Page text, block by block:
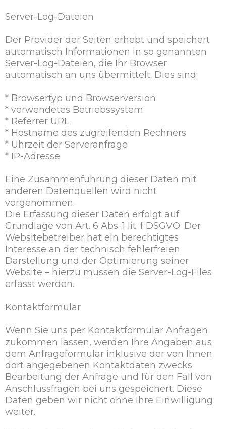
Server-Log-Dateien
Der Provider der Seiten erhebt und speichert
automatisch Informationen in so genannten
Server-Log-Dateien, die Ihr Browser
automatisch an uns übermittelt. Dies sind:
* Browsertyp und Browserversion
* verwendetes Betriebssystem
* Referrer URL
* Hostname des zugreifenden Rechners
* Uhrzeit der Serveranfrage
* IP-Adresse
Eine Zusammenführung dieser Daten mit
anderen Datenquellen wird nicht
vorgenommen.
Die Erfassung dieser Daten erfolgt auf
Grundlage von Art. 6 Abs. 1 lit. f DSGVO. Der
Websitebetreiber hat ein berechtigtes
Interesse an der technisch fehlerfreien
Darstellung und der Optimierung seiner
Website – hierzu müssen die Server-Log-Files
erfasst werden.
Kontaktformular
Wenn Sie uns per Kontaktformular Anfragen
zukommen lassen, werden Ihre Angaben aus
dem Anfrageformular inklusive der von Ihnen
dort angegebenen Kontaktdaten zwecks
Bearbeitung der Anfrage und für den Fall von
Anschlussfragen bei uns gespeichert. Diese
Daten geben wir nicht ohne Ihre Einwilligung
weiter.